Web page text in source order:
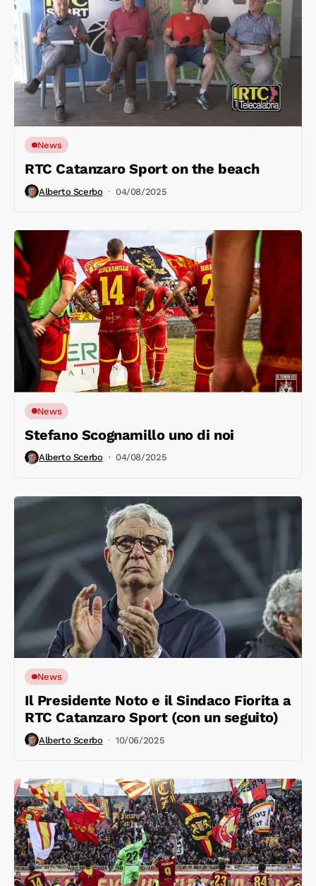
News
RTC Catanzaro Sport on the beach
Alberto Scerbo 04/08/2025
News
Stefano Scognamillo uno di noi
Alberto Scerbo 04/08/2025
News
Il Presidente Noto e il Sindaco Fiorita a
RTC Catanzaro Sport (con un seguito)
Alberto Scerbo 10/06/2025